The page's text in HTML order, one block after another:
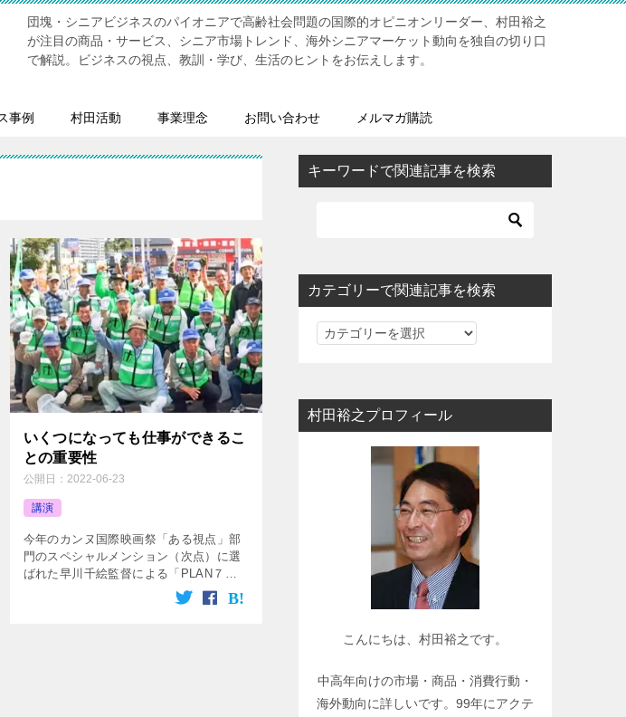
団塊・シニアビジネスのパイオニアで高齢社会問題の国際的オピニオンリーダー、村田裕之
が注目の商品・サービス、シニア市場トレンド、海外シニアマーケット動向を独自の切り口
で解説。ビジネスの視点、教訓・学び、生活のヒントをお伝えします。
事例 村田活動 事業理念 お問い合わせ メルマガ購読
いくつになっても仕事ができるこ
との重要性
公開日： 2022-06-23
講演
今年のカンヌ国際映画祭「ある視点」部
門のスペシャルメンション（次点）に選
ばれた早川千絵監督による「PLAN７
５」で問題提起されたように、超高齢社
会では割合の多い高齢者を割合の少ない
キーワードで関連記事を検索
カテゴリーで関連記事を検索
カ
リ
ー
村田裕之プロフィール
こんにちは、村田裕之です。
中高年向けの市場・商品・消費行動・
海外動向に詳しいです。99年にアクテ